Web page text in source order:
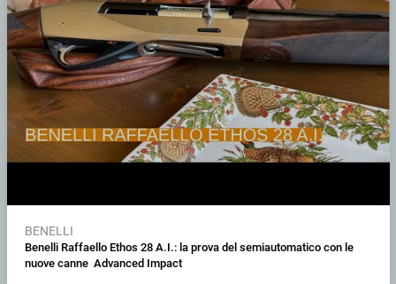
BENELLI
Benelli Raffaello Ethos 28 A.I.: la prova del semiautomatico con le
nuove canne Advanced Impact